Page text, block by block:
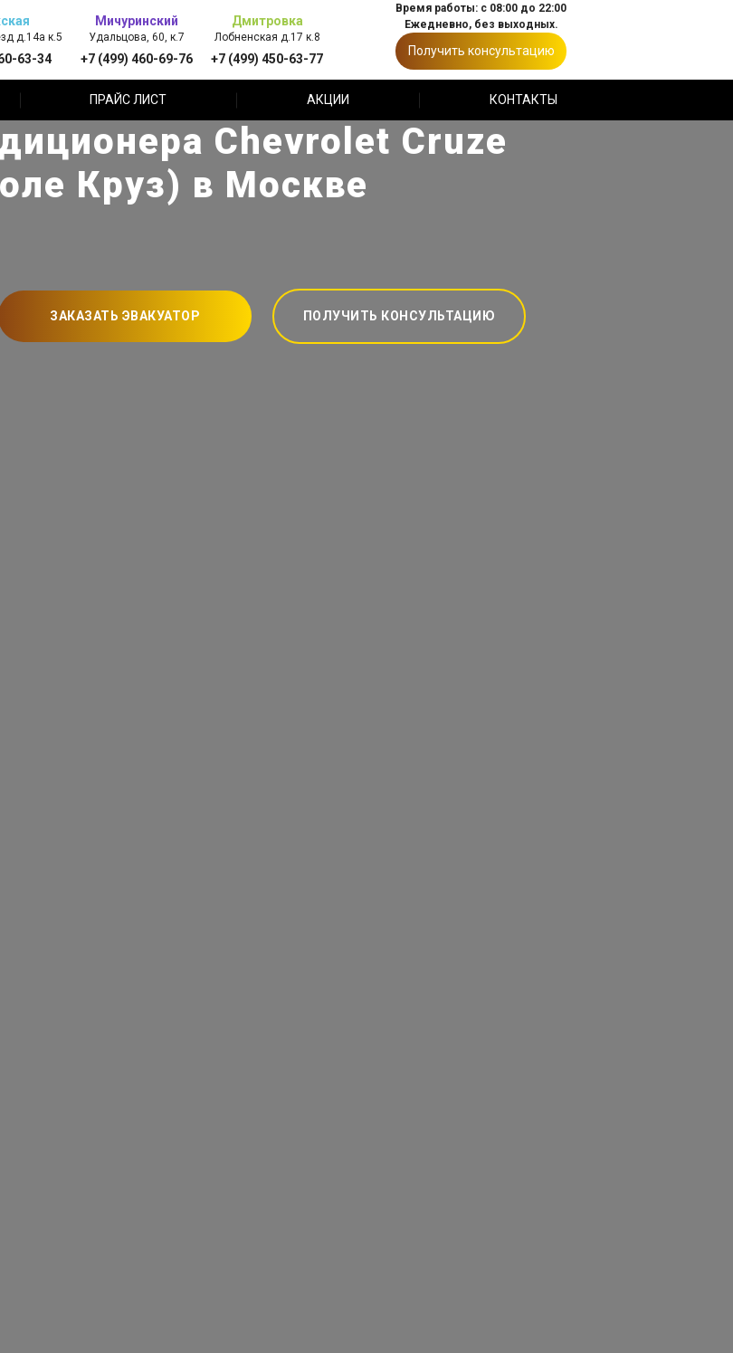
д.14а к.5
63-34
Мичуринский
Удальцова, 60, к.7
+7 (499) 460-69-76
Дмитровка
Лобненская д.17 к.8
+7 (499) 450-63-77
Время работы: с 08:00 до 22:00
Ежедневно, без выходных.
Получить консультацию
ПРАЙС ЛИСТ АКЦИИ КОНТАКТЫ
Chevrolet Cruze
Круз) в Москве
ЗАКАЗАТЬ ЭВАКУАТОР ПОЛУЧИТЬ КОНСУЛЬТАЦИЮ